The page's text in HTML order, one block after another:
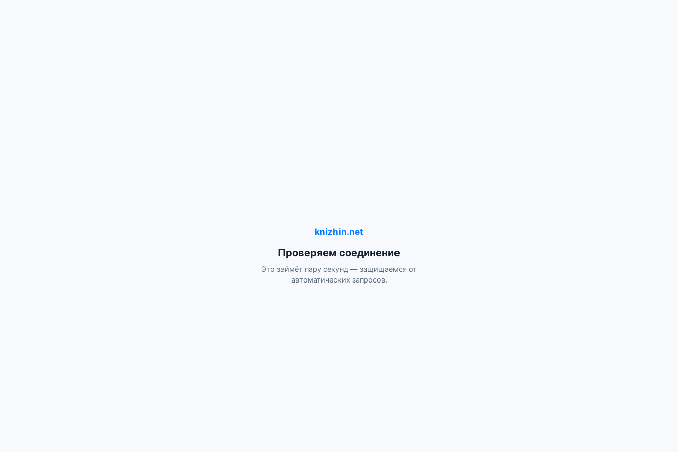
knizhin.net
Проверяем соединение
Это займёт пару секунд — защищаемся от
автоматических запросов.